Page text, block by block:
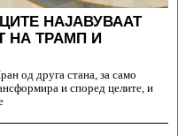
НАЈАВУВААТ
НА ТРАМП И
од друга стана, за само
и според целите, и